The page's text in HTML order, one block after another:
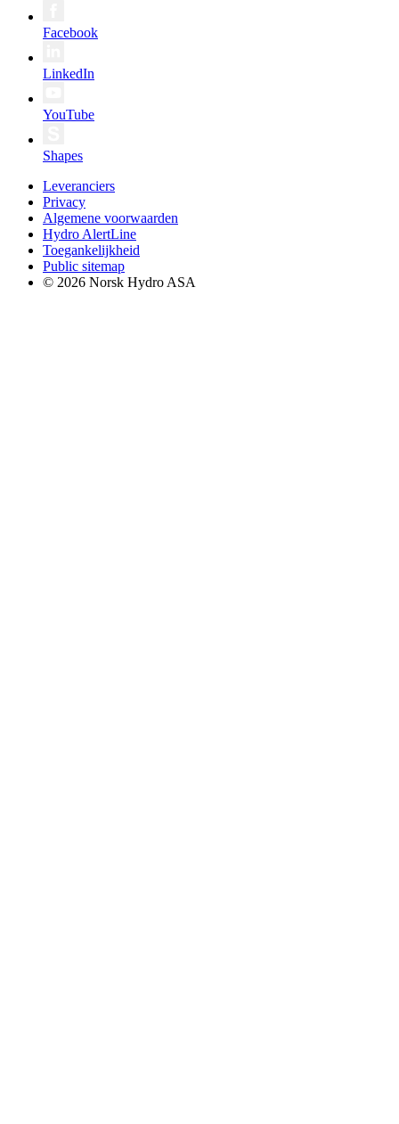
Facebook
LinkedIn
YouTube
Shapes
Leveranciers
Privacy
Algemene voorwaarden
Hydro AlertLine
Toegankelijkheid
Public sitemap
© 2026 Norsk Hydro ASA